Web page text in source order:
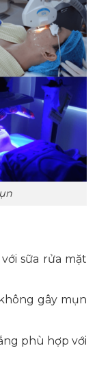
sữa rửa mặt
gây mụn
phù hợp với